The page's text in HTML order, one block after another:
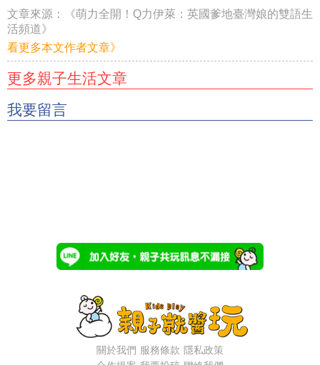
文章來源：
《萌力全開！Q力伊萊：英國爹地臺灣娘的雙語生
活頻道》
看更多本文作者文章》
更多親子生活文章
我要留言
關於我們 服務條款 隱私政策